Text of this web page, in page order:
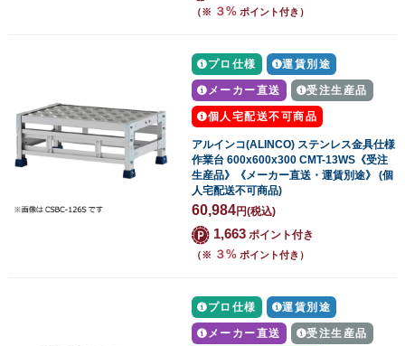
（※ ３% ポイント付き）
プロ仕様 運賃別途
メーカー直送 受注生産品
個人宅配送不可商品
アルインコ(ALINCO) ステンレス金具仕様
作業台 600x600x300 CMT-13WS《受注
生産品》《メーカー直送・運賃別途》 (個
人宅配送不可商品)
60,984円(税込)
1,663 ポイント付き
（※ ３% ポイント付き）
プロ仕様 運賃別途
メーカー直送 受注生産品